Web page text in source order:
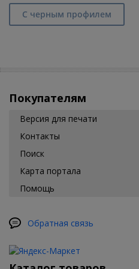
С черным профилем
Покупателям
Версия для печати
Контакты
Поиск
Карта портала
Помощь
Обратная связь